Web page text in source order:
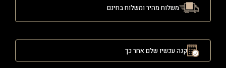
משלוח מהיר ומשלוח בחינם
קנה עכשיו שלם אחר כך